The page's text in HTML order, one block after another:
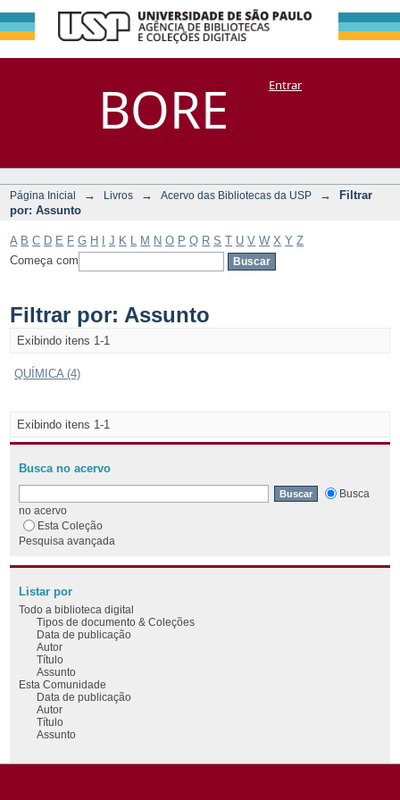
BORE
Filtrar por:
Assunto
DSpace/Manakin + CoriscoEntrar
Página Inicial → Livros → Acervo das Bibliotecas da USP →
Filtrar
por: Assunto
A B C D E F G H J K M N O P Q R S T U V W X Y Z
Começa com
Filtrar por: Assunto
Exibindo itens 1-1
QUÍMICA (4)
Exibindo itens 1-1
Busca no acervo
Busca
no acervo
Esta Coleção
Pesquisa avançada
Listar por
Todo a biblioteca digital
Tipos de documento & Coleções
Data de publicação
Autor
Título
Assunto
Esta Comunidade
Data de publicação
Autor
Título
Assunto